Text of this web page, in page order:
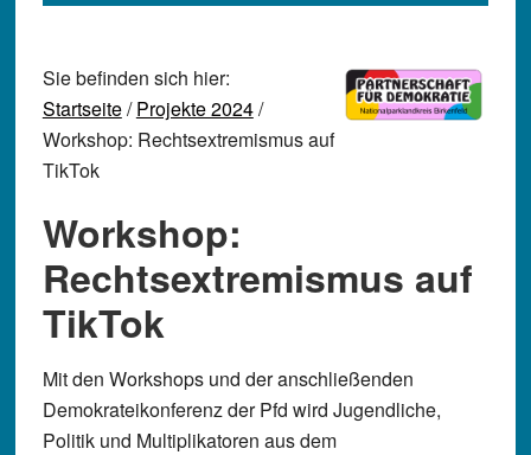
Sie befinden sich hier:
Startseite/Projekte 2024/
Workshop: Rechtsextremismus auf
TikTok
Workshop:
Rechtsextremismus auf
TikTok
Mit den Workshops und der anschließenden
Demokrateikonferenz der Pfd wird Jugendliche,
Politik und Multiplikatoren aus dem